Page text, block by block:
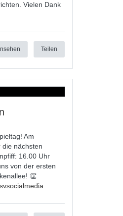
Vielen Dank
Teilen
Am
die nächsten
16.00 Uhr
von der ersten
👏